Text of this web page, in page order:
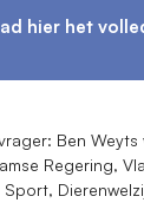
hier het
Ben
Regering,